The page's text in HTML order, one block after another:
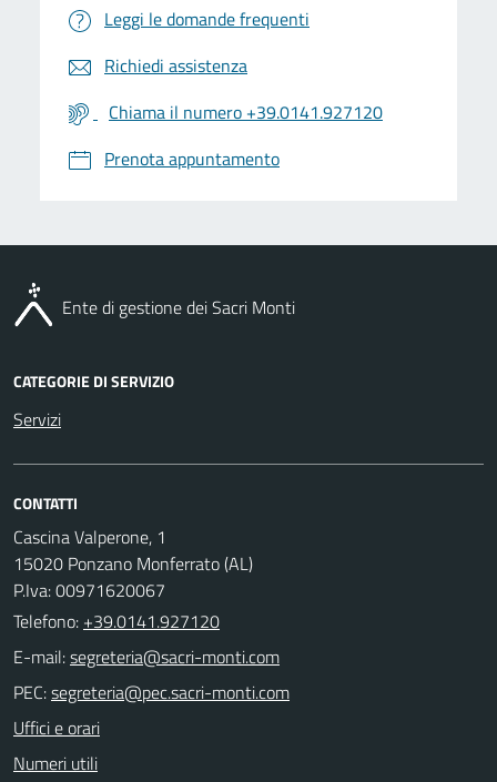
Leggi le domande frequenti
Richiedi assistenza
Chiama il numero +39.0141.927120
Prenota appuntamento
Ente di gestione dei Sacri Monti
CATEGORIE DI SERVIZIO
Servizi
CONTATTI
Cascina Valperone, 1
15020 Ponzano Monferrato (AL)
P.Iva: 00971620067
Telefono: +39.0141.927120
E-mail:
PEC:
Uffici e orari
Numeri utili